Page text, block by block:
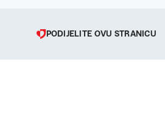
PODIJELITE OVU STRANICU